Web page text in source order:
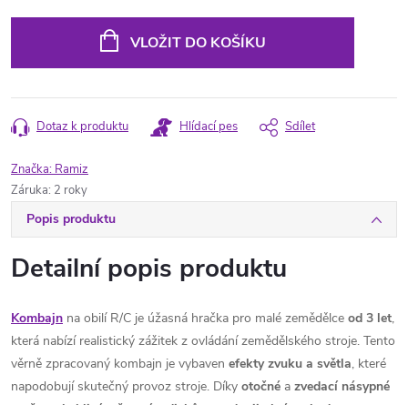
VLOŽIT DO KOŠÍKU
Dotaz k produktu Hlídací pes Sdílet
Značka: Ramiz
Záruka: 2 roky
Popis produktu
Detailní popis produktu
Kombajn na obilí R/C je úžasná hračka pro malé zemědělce od 3 let,
která nabízí realistický zážitek z ovládání zemědělského stroje. Tento
věrně zpracovaný kombajn je vybaven efekty zvuku a světla, které
napodobují skutečný provoz stroje. Díky otočné a zvedací násypné